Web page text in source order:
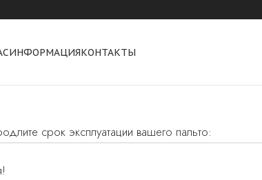
ИНФОРМАЦИЯКОНТАКТЫ
срок эксплуатации вашего пальто: